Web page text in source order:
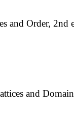
and Order, 2nd
and